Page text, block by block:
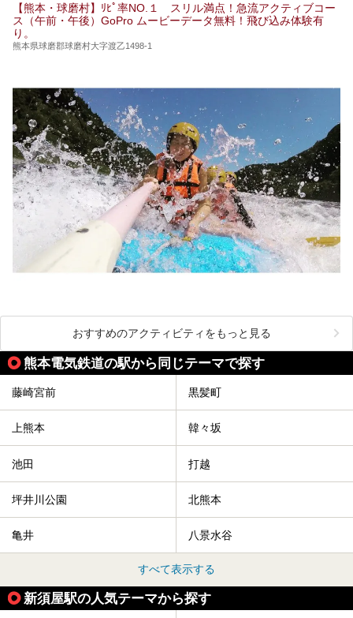
この2軒は今どうなっているのでしょうか。実は現在は「地
獄温泉 青風荘．」「垂玉温泉 瀧日和」として営業を再開し
します。
【熊本・球磨村】ﾘﾋﾟ率NO.１ スリル満点！急流アクティブコー
ス（午前・午後）GoPro ムービーデータ無料！飛び込み体験有
り。
熊本県球磨郡球磨村大字渡乙1498-1
おすすめのアクティビティをもっと見る
熊本電気鉄道の駅から同じテーマで探す
藤崎宮前 黒髪町
上熊本 韓々坂
池田 打越
坪井川公園 北熊本
亀井 八景水谷
すべて表示する
新須屋駅の人気テーマから探す